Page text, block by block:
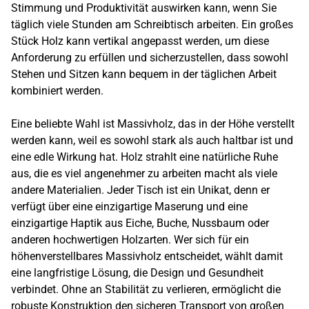
Stimmung und Produktivität auswirken kann, wenn Sie
täglich viele Stunden am Schreibtisch arbeiten. Ein großes
Stück Holz kann vertikal angepasst werden, um diese
Anforderung zu erfüllen und sicherzustellen, dass sowohl
Stehen und Sitzen kann bequem in der täglichen Arbeit
kombiniert werden.
Eine beliebte Wahl ist Massivholz, das in der Höhe verstellt
werden kann, weil es sowohl stark als auch haltbar ist und
eine edle Wirkung hat. Holz strahlt eine natürliche Ruhe
aus, die es viel angenehmer zu arbeiten macht als viele
andere Materialien. Jeder Tisch ist ein Unikat, denn er
verfügt über eine einzigartige Maserung und eine
einzigartige Haptik aus Eiche, Buche, Nussbaum oder
anderen hochwertigen Holzarten. Wer sich für ein
höhenverstellbares Massivholz entscheidet, wählt damit
eine langfristige Lösung, die Design und Gesundheit
verbindet. Ohne an Stabilität zu verlieren, ermöglicht die
robuste Konstruktion den sicheren Transport von großen